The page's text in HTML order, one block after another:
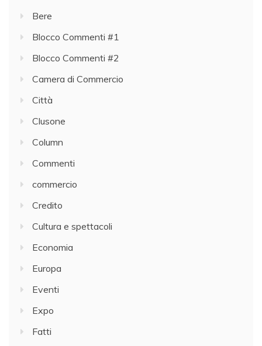
Bere
Blocco Commenti #1
Blocco Commenti #2
Camera di Commercio
Città
Clusone
Column
Commenti
commercio
Credito
Cultura e spettacoli
Economia
Europa
Eventi
Expo
Fatti